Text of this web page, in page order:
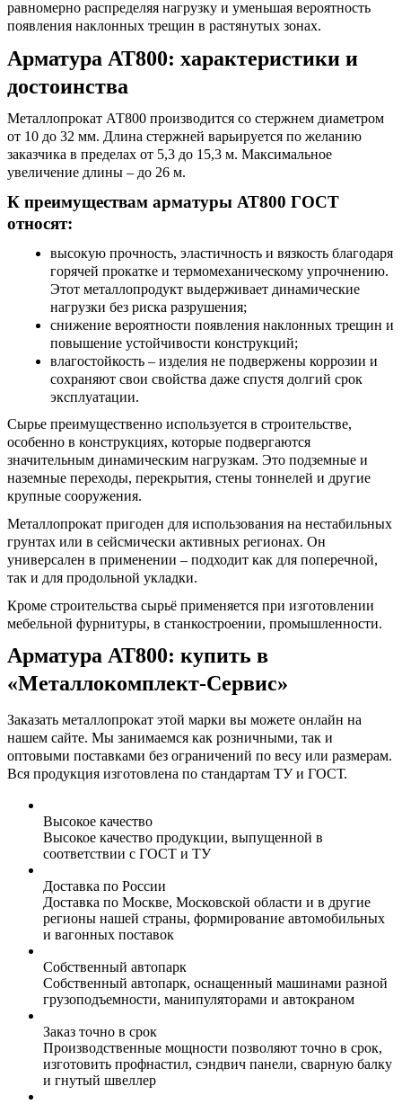
равномерно распределяя нагрузку и уменьшая вероятность
появления наклонных трещин в растянутых зонах.
Арматура АТ800: характеристики и
достоинства
Металлопрокат АТ800 производится со стержнем диаметром
от 10 до 32 мм. Длина стержней варьируется по желанию
заказчика в пределах от 5,3 до 15,3 м. Максимальное
увеличение длины – до 26 м.
К преимуществам арматуры АТ800 ГОСТ
относят:
высокую прочность, эластичность и вязкость благодаря
горячей прокатке и термомеханическому упрочнению.
Этот металлопродукт выдерживает динамические
нагрузки без риска разрушения;
снижение вероятности появления наклонных трещин и
повышение устойчивости конструкций;
влагостойкость – изделия не подвержены коррозии и
сохраняют свои свойства даже спустя долгий срок
эксплуатации.
Сырье преимущественно используется в строительстве,
особенно в конструкциях, которые подвергаются
значительным динамическим нагрузкам. Это подземные и
наземные переходы, перекрытия, стены тоннелей и другие
крупные сооружения.
Металлопрокат пригоден для использования на нестабильных
грунтах или в сейсмически активных регионах. Он
универсален в применении – подходит как для поперечной,
так и для продольной укладки.
Кроме строительства сырьё применяется при изготовлении
мебельной фурнитуры, в станкостроении, промышленности.
Арматура АТ800: купить в
«Металлокомплект-Сервис»
Заказать металлопрокат этой марки вы можете онлайн на
нашем сайте. Мы занимаемся как розничными, так и
оптовыми поставками без ограничений по весу или размерам.
Вся продукция изготовлена по стандартам ТУ и ГОСТ.
Высокое качество
Высокое качество продукции, выпущенной в
соответствии с ГОСТ и ТУ
Доставка по России
Доставка по Москве, Московской области и в другие
регионы нашей страны, формирование автомобильных
и вагонных поставок
Собственный автопарк
Собственный автопарк, оснащенный машинами разной
грузоподъемности, манипуляторами и автокраном
Заказ точно в срок
Производственные мощности позволяют точно в срок,
изготовить профнастил, сэндвич панели, сварную балку
и гнутый швеллер